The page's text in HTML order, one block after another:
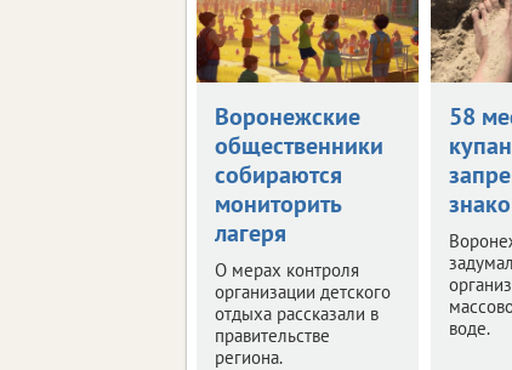
Воронежские
общественники
собираются
мониторить
лагеря
О мерах контроля
организации детского
отдыха рассказали в
правительстве
региона.
58
воде.